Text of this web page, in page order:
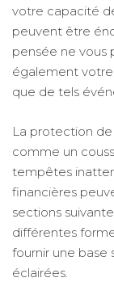
votre capacité
peuvent être
pensée ne vous
également
que de tels
La protection
comme un
tempêtes
financières
sections
différentes
fournir une base
éclairées.